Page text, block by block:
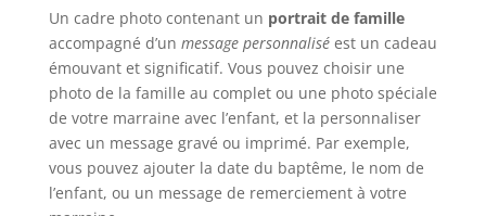
Un cadre photo contenant un portrait de famille
accompagné d’un message personnaliséest un cadeau
émouvant et significatif. Vous pouvez choisir une
photo de la famille au complet ou une photo spéciale
de votre marraine avec l’enfant, et la personnaliser
avec un message gravé ou imprimé. Par exemple,
vous pouvez ajouter la date du baptême, le nom de
l’enfant, ou un message de remerciement à votre